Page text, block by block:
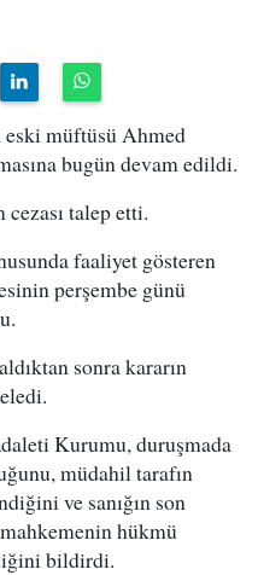
müftüsü Ahmed
bugün devam edildi.
cezası talep etti.
faaliyet gösteren
perşembe günü
sonra kararın
Kurumu, duruşmada
müdahil tarafın
ve sanığın son
mahkemenin hükmü
bildirdi.